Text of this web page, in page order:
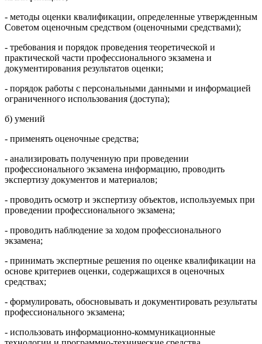
- методы оценки квалификации, определенные утвержденным
Советом оценочным средством (оценочными средствами);
- требования и порядок проведения теоретической и
практической части профессионального экзамена и
документирования результатов оценки;
- порядок работы с персональными данными и информацией
ограниченного использования (доступа);
б) умений
- применять оценочные средства;
- анализировать полученную при проведении
профессионального экзамена информацию, проводить
экспертизу документов и материалов;
- проводить осмотр и экспертизу объектов, используемых при
проведении профессионального экзамена;
- проводить наблюдение за ходом профессионального
экзамена;
- принимать экспертные решения по оценке квалификации на
основе критериев оценки, содержащихся в оценочных
средствах;
- формулировать, обосновывать и документировать результаты
профессионального экзамена;
- использовать информационно-коммуникационные